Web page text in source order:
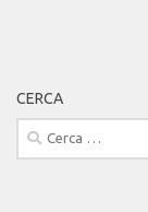
CERCA
Cerca: